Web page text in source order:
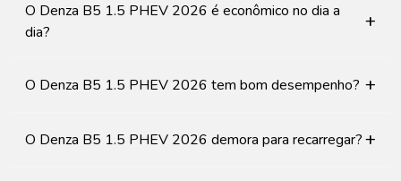
O Denza B5 1.5 PHEV 2026 é econômico no dia a
dia?
+
O Denza B5 1.5 PHEV 2026 tem bom desempenho? +
O Denza B5 1.5 PHEV 2026 demora para recarregar?+